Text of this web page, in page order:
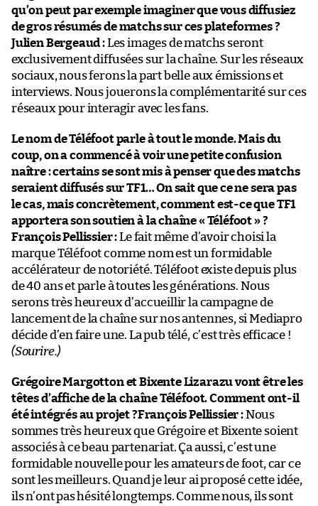
qu’on peut par exemple imaginer que vous diffusiez
de gros résumés de matchs sur ces plateformes ?
Julien Bergeaud :Les images de matchs seront
exclusivement diffusées sur la chaîne. Sur les réseaux
sociaux, nous ferons la part belle aux émissions et
interviews. Nous jouerons la complémentarité sur ces
réseaux pour interagir avec les fans.
Le nom de Téléfoot parle à tout le monde. Mais du
coup, on a commencé à voir une petite confusion
naître : certains se sont mis à penser que des matchs
seraient diffusés sur TF1… On sait que ce ne sera pas
le cas, mais concrètement, comment est-ce que TF1
apportera son soutien à la chaîne « Téléfoot » ?
François Pellissier :Le fait même d’avoir choisi la
marque Téléfoot comme nom est un formidable
accélérateur de notoriété. Téléfoot existe depuis plus
de 40 ans et parle à toutes les générations. Nous
serons très heureux d’accueillir la campagne de
lancement de la chaîne sur nos antennes, si Mediapro
décide d’en faire une. La pub télé, c’est très efficace !
(Sourire.)
Grégoire Margotton et Bixente Lizarazu vont être les
têtes d’affiche de la chaîne Téléfoot. Comment ont-il
été intégrés au projet ?François Pellissier :Nous
sommes très heureux que Grégoire et Bixente soient
associés à ce beau partenariat. Ça aussi, c’est une
formidable nouvelle pour les amateurs de foot, car ce
sont les meilleurs. Quand je leur ai proposé cette idée,
ils n’ont pas hésité longtemps. Comme nous, ils sont